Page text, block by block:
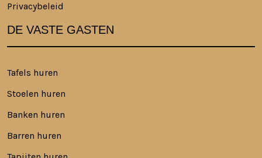
Privacybeleid
DE VASTE GASTEN
Tafels huren
Stoelen huren
Banken huren
Barren huren